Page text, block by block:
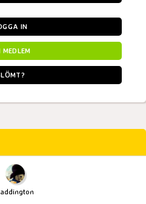
IN
MEDLEM